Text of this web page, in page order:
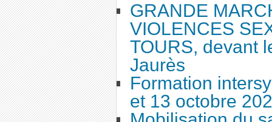
GRANDE
VIOLENCES
TOURS, devant
Jaurès
Formation
et 13 octobre